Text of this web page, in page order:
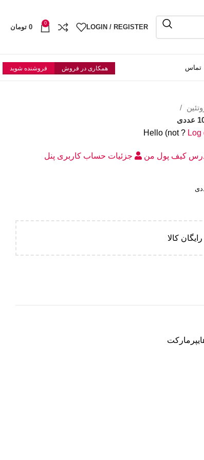
LOGIN / REGISTER
0
0 تومان
تماس همکاری در فروش فروشنده شوید
Hello (not? Log
کیف پول من جزئیات حساب کاربری پنل
کالا